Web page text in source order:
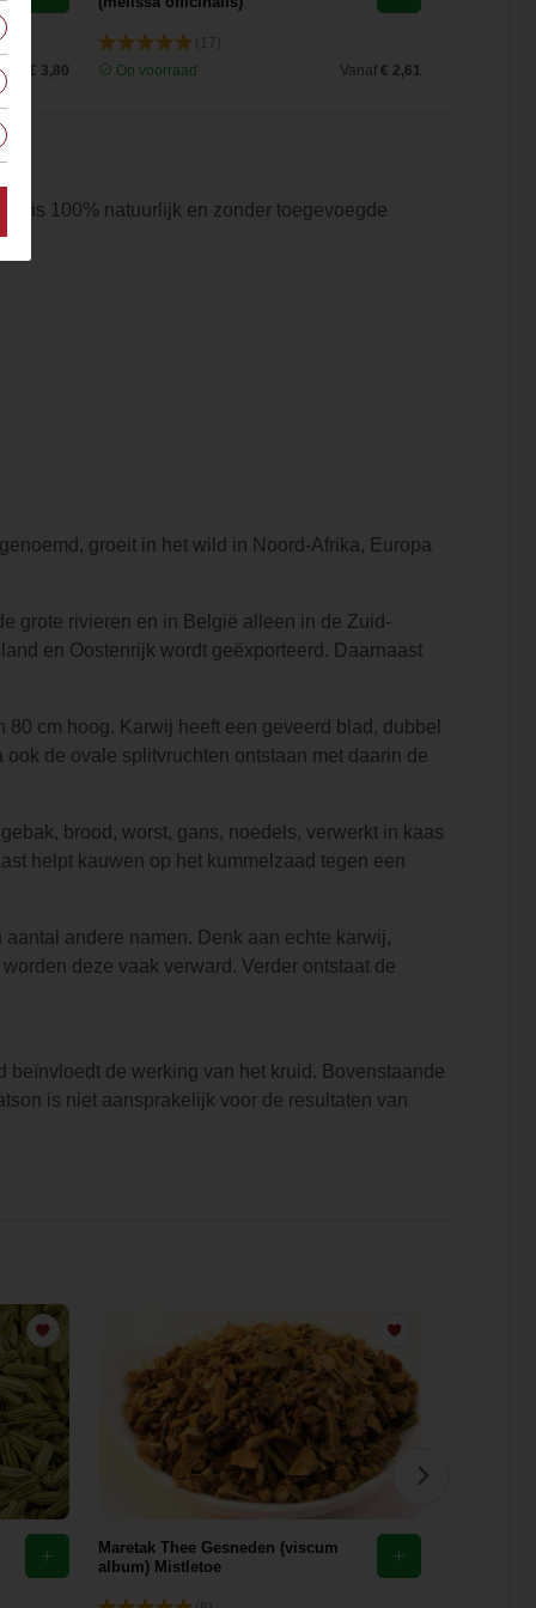
€ 3,80
Op voorraad
Vanaf € 2,61
is 100% natuurlijk en zonder toegevoegde
groeit in het wild in Noord-Afrika, Europa
grote rivieren en in België alleen in de Zuid-
en Oostenrijk wordt geëxporteerd. Daarnaast
cm hoog. Karwij heeft een geveerd blad, dubbel
de ovale splitvruchten ontstaan met daarin de
brood, worst, gans, noedels, verwerkt in kaas
helpt kauwen op het kummelzaad tegen een
andere namen. Denk aan echte karwij,
deze vaak verward. Verder ontstaat de
de werking van het kruid. Bovenstaande
is niet aansprakelijk voor de resultaten van
Maretak Thee Gesneden (viscum
album) Mistletoe